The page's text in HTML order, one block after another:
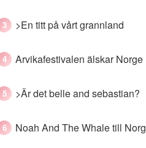
>En titt på vårt grannland
Arvikafestivalen älskar Norge
>Är det belle and sebastian?
Noah And The Whale till